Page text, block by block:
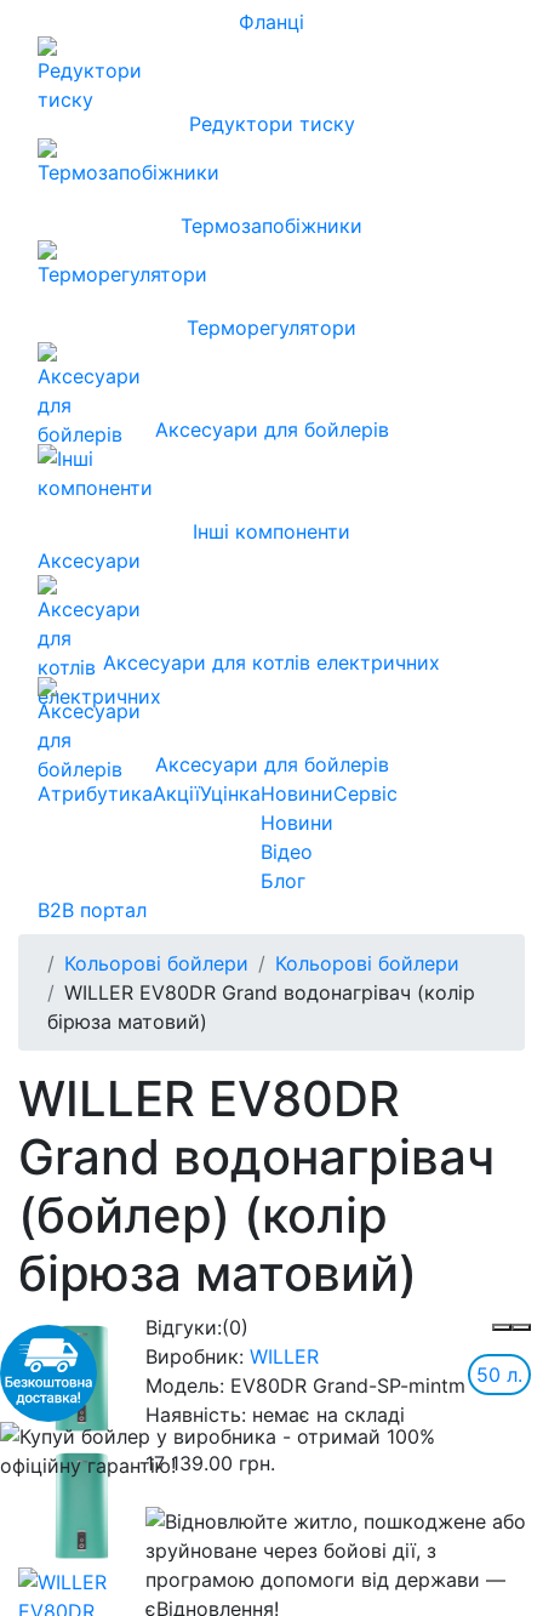
Фланці
Редуктори тиску
Термозапобіжники
Терморегулятори
Аксесуари для бойлерів
Інші компоненти
Аксесуари
Аксесуари для котлів електричних
Аксесуари для бойлерів
АтрибутикаАкціїУцінкаНовини
Новини
Відео
Блог
Сервіс
B2B портал
Кольорові бойлери
Кольорові бойлери
WILLER EV80DR Grand водонагрівач (колір
бірюза матовий)
WILLER EV80DR
Grand водонагрівач
(бойлер) (колір
бірюза матовий)
Відгуки:(0)
50 л.
Виробник: WILLER
Модель: EV80DR Grand-SP-mintm
Наявність: немає на складі
17 139.00 грн.